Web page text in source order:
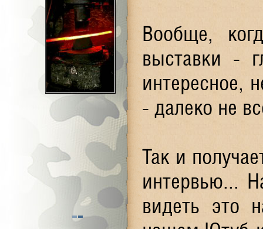
Вообще,
выставки -
интересное,
- далеко не
Так и
интервью...
видеть это